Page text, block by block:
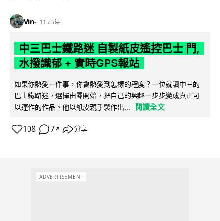
Vin 11 小時
中三巴士鐵路迷 自製紙皮遙控巴士 門,
水撥識郁 + 實時GPS報站
如果你熱愛一件事，你會熱愛到怎樣的程度？一位就讀中三的
巴士鐵路迷，選擇由零開始，把自己的興趣一步步變成真正可
以運作的作品。他以紙皮親手製作出...
閱讀全文
108 7 ↗ 分享
ADVERTISEMENT